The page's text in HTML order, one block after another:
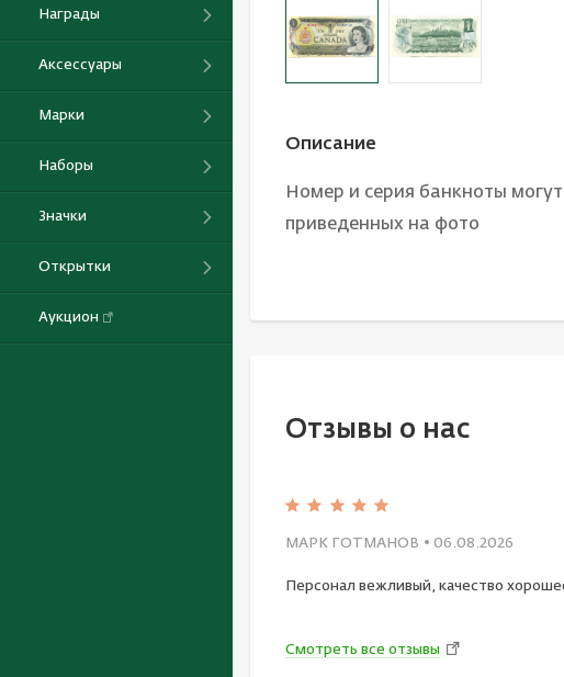
Награды
Аксессуары
Марки
Наборы
Значки
Открытки
Аукцион
Описание
Номер и серия банкноты
приведенных на фото
Отзывы о нас
МАРК ГОТМАНОВ • 06.08.2026
Персонал вежливый, качество
Смотреть все отзывы